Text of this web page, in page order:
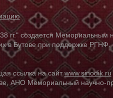
создается Мемориальным
в Бутове при поддержке РГНФ.
ссылка на сайтwww.sinodik.ru
АНО Мемориальный научно-